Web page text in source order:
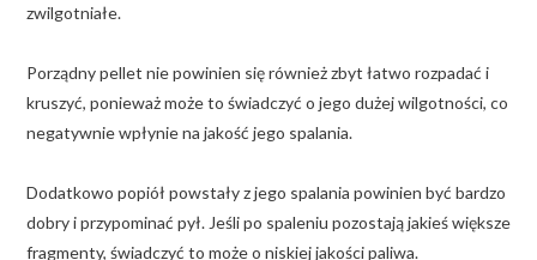
zwilgotniałe.
Porządny pellet nie powinien się również zbyt łatwo rozpadać i
kruszyć, ponieważ może to świadczyć o jego dużej wilgotności, co
negatywnie wpłynie na jakość jego spalania.
Dodatkowo popiół powstały z jego spalania powinien być bardzo
dobry i przypominać pył. Jeśli po spaleniu pozostają jakieś większe
fragmenty, świadczyć to może o niskiej jakości paliwa.